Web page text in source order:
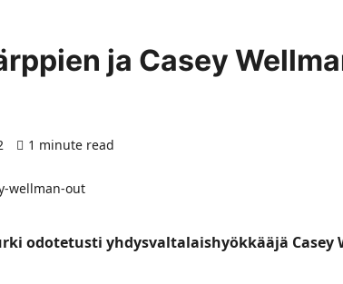
ja Casey
1 minute read
odotetusti yhdysvaltalaishyökkääjä Casey